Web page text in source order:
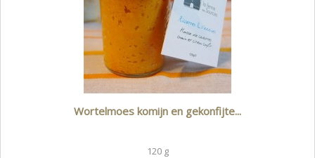
Wortelmoes komijn en gekonfijte...
120 g